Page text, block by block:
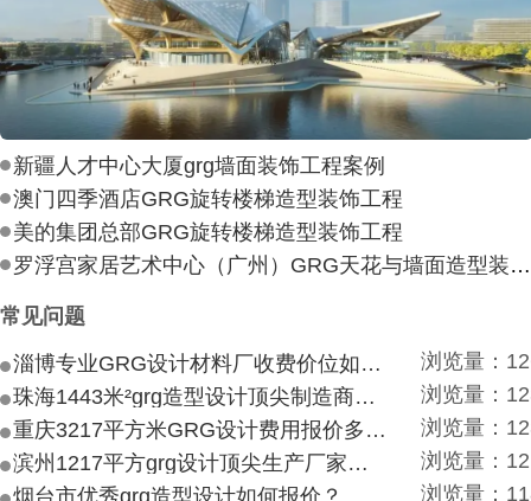
新疆人才中心大厦grg墙面装饰工程案例
澳门四季酒店GRG旋转楼梯造型装饰工程
美的集团总部GRG旋转楼梯造型装饰工程
罗浮宫家居艺术中心（广州）GRG天花与墙面造型装饰工程
常见问题
淄博专业GRG设计材料厂收费价位如何？
浏览量：
珠海1443米²grg造型设计顶尖制造商付费付费多少？
浏览量：
重庆3217平方米GRG设计费用报价多少？
浏览量：
滨州1217平方grg设计顶尖生产厂家价目如何？
浏览量：
烟台市优秀grg造型设计如何报价？
浏览量：